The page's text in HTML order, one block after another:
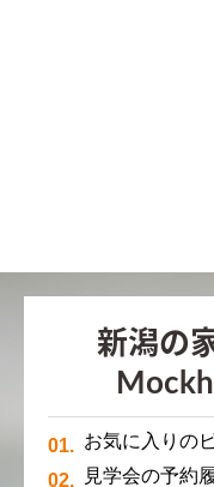
新潟の
お気に入りの
見学会の予約